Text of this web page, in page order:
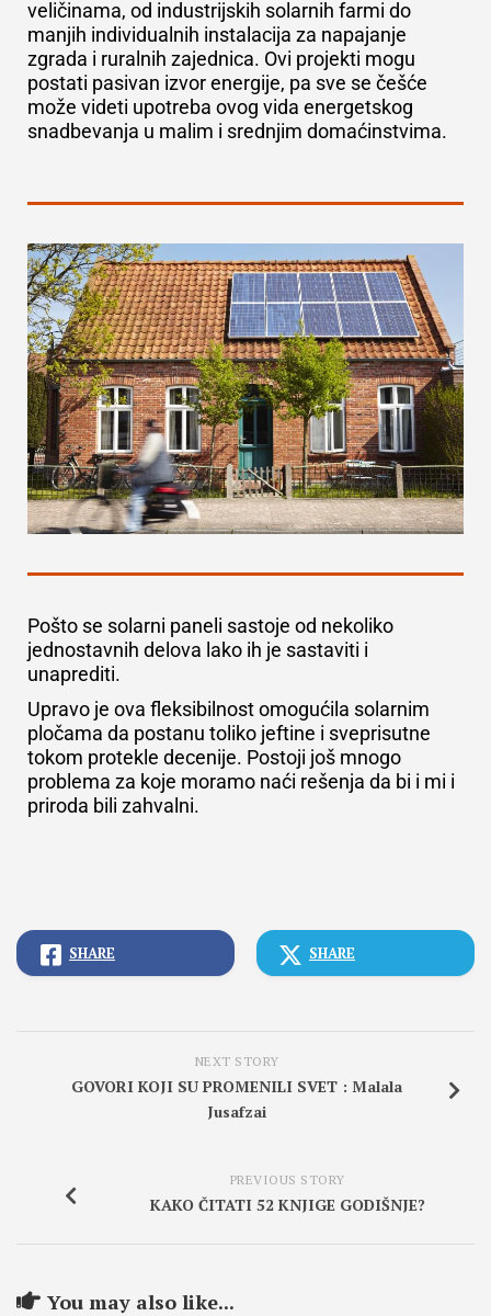
veličinama, od industrijskih solarnih farmi do
manjih individualnih instalacija za napajanje
zgrada i ruralnih zajednica. Ovi projekti mogu
postati pasivan izvor energije, pa sve se češće
može videti upotreba ovog vida energetskog
snadbevanja u malim i srednjim domaćinstvima.
Pošto se solarni paneli sastoje od nekoliko
jednostavnih delova lako ih je sastaviti i
unaprediti.
Upravo je ova fleksibilnost omogućila solarnim
pločama da postanu toliko jeftine i sveprisutne
tokom protekle decenije. Postoji još mnogo
problema za koje moramo naći rešenja da bi i mi i
priroda bili zahvalni.
SHARE SHARE
NEXT STORY
GOVORI KOJI SU PROMENILI SVET : Malala
Jusafzai
PREVIOUS STORY
KAKO ČITATI 52 KNJIGE GODIŠNJE?
You may also like...